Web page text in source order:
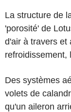
La structure de
'porosité' de
d'air à travers et
refroidissement,
Des systèmes
volets de
qu'un aileron